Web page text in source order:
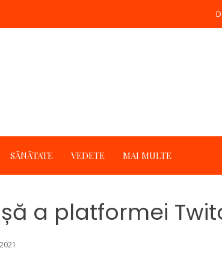
SĂNĂTATE VEDETE MAI MULTE
a platformei